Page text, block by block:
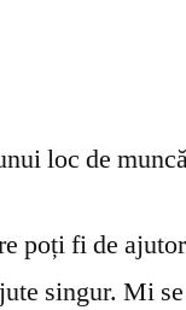
loc de
poți fi de
singur. Mi